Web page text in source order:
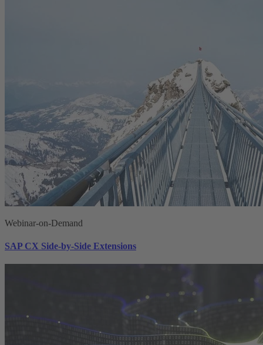
Webinar-on-Demand
SAP CX Side-by-Side Extensions